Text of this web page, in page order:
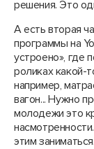
решения. Это
А есть вторая
программы на
устроено», где
роликах какой-
например,
вагон... Нужно
молодежи это
этим